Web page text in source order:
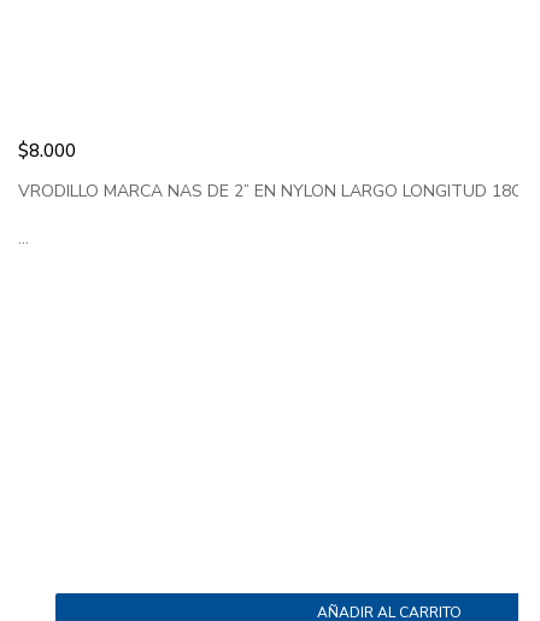
$8.000
VRODILLO MARCA NAS DE 2” EN NYLON LARGO LONGITUD
...
AÑADIR AL CARRITO